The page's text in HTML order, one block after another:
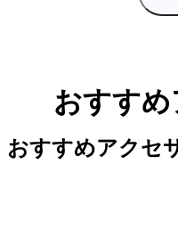
おすす
おすすめアクセ